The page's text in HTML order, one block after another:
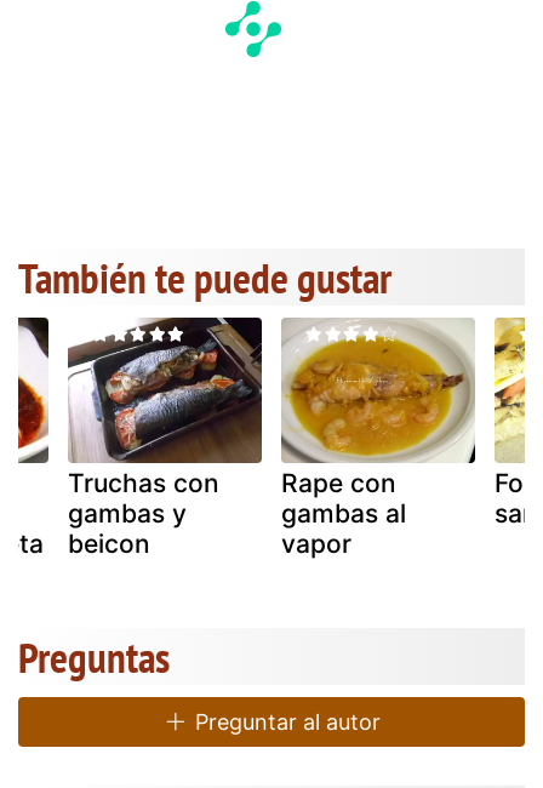
También te puede gustar
Truchas con
gambas y
beicon
Rape con
gambas al
vapor
Preguntas
Preguntar al autor